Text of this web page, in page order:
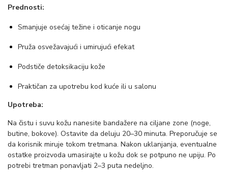
B
o
t
k
o
č
i
Prednosti:
Smanjuje osećaj težine i oticanje nogu
Pruža osvežavajući i umirujući efekat
Podstiče detoksikaciju kože
Praktičan za upotrebu kod kuće ili u salonu
Upotreba:
Na čistu i suvu kožu nanesite bandažere na ciljane zone (noge,
butine, bokove). Ostavite da deluju 20–30 minuta. Preporučuje se
da korisnik miruje tokom tretmana. Nakon uklanjanja, eventualne
ostatke proizvoda umasirajte u kožu dok se potpuno ne upiju. Po
potrebi tretman ponavljati 2–3 puta nedeljno.